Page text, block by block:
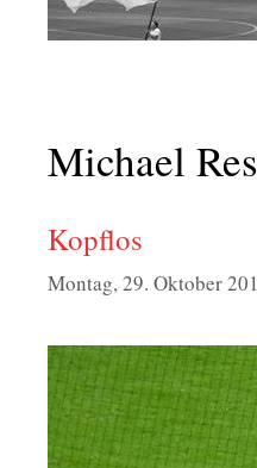
Michael
Kopflos
Montag, 29. Oktober